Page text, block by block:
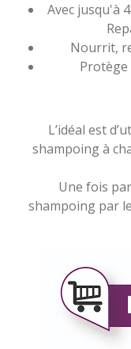
Avec jusqu'à
Nourrit,
Protège
L’idéal est
shampoing à
Une fois
shampoing par